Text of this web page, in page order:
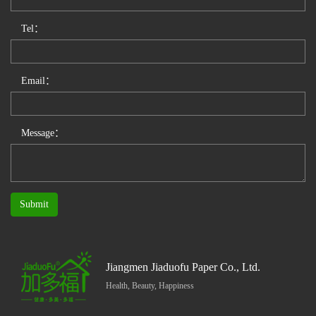
Tel：
Email：
Message：
Submit
Jiangmen Jiaduofu Paper Co., Ltd.
Health, Beauty, Happiness